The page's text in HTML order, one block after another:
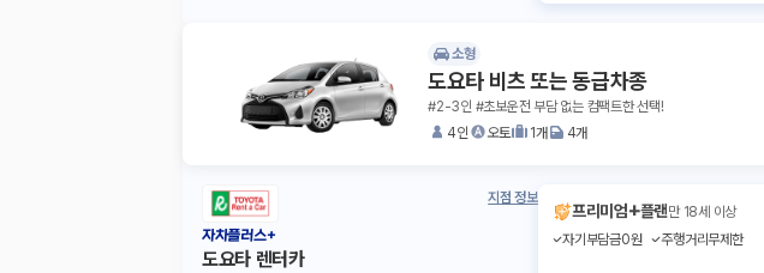
소형
도요타 비츠 또는 동급차종
#2-3인 #초보운전 부담 없는 컴팩트한 선택!
4인
오토 1개 4개
지점 정보
자차플러스+
도요타 렌터카
프리미엄+플랜만 18세 이상
자기부담금0원
주행거리무제한